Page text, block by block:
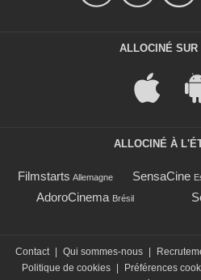
ALLOCINÉ
ALLOCINÉ À
Filmstarts Allemagne SensaCine
AdoroCinema Brésil
Contact Qui sommes-nous
Politique de cookies
Préférences